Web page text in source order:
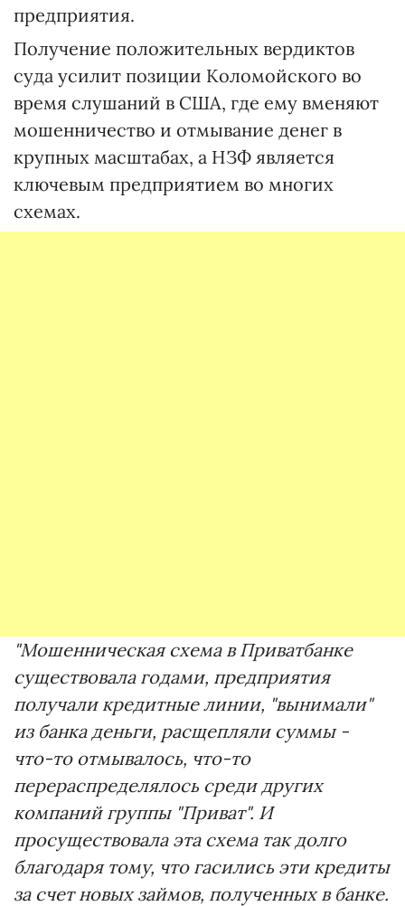
предприятия.
Получение положительных вердиктов
суда усилит позиции Коломойского во
время слушаний в США, где ему вменяют
мошенничество и отмывание денег в
крупных масштабах, а НЗФ является
ключевым предприятием во многих
схемах.
"Мошенническая схема в Приватбанке
существовала годами, предприятия
получали кредитные линии, "вынимали"
из банка деньги, расщепляли суммы -
что-то отмывалось, что-то
перераспределялось среди других
компаний группы "Приват". И
просуществовала эта схема так долго
благодаря тому, что гасились эти кредиты
за счет новых займов, полученных в банке.